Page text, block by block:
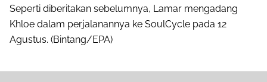
Seperti diberitakan sebelumnya, Lamar mengadang
Khloe dalam perjalanannya ke SoulCycle pada 12
Agustus. (Bintang/EPA)